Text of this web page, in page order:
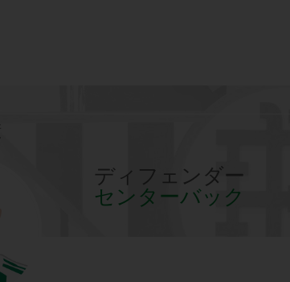
ディフェンダー
センターバック